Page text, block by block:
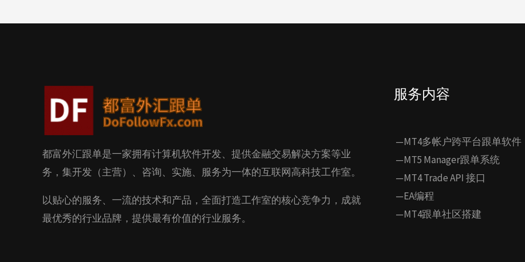
都富外汇跟单是一家拥有计算机软件开发、提供金融交易解决方案等业
务，集开发（主营）、咨询、实施、服务为一体的互联网高科技工作室。
以贴心的服务、一流的技术和产品，全面打造工作室的核心竞争力，成就
最优秀的行业品牌，提供最有价值的行业服务。
服务内容
—MT4多帐户跨平台跟单软件
—MT5 Manager跟单系统
—MT4 Trade API 接口
—EA编程
—MT4跟单社区搭建